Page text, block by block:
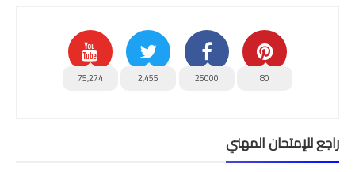
80
25000
2,455
75,274
راجع للإمتحان المهني